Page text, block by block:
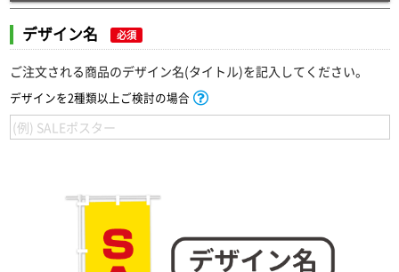
デザイン名 必須
ご注文される商品のデザイン名(タイトル)を記入してください。
デザインを2種類以上ご検討の場合